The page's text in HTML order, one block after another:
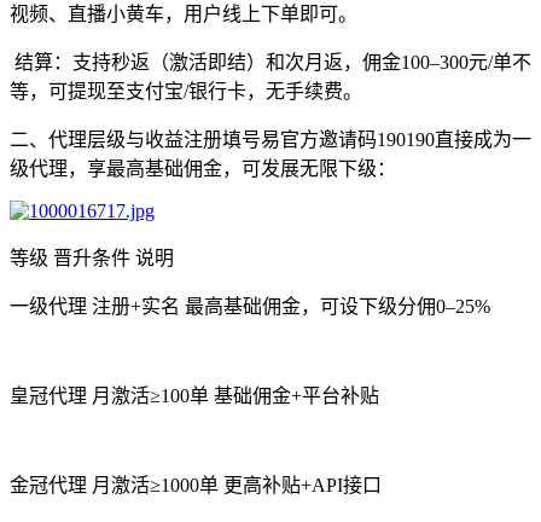
视频、直播小黄车，用户线上下单即可。
结算：支持秒返（激活即结）和次月返，佣金100–300元/单不
等，可提现至支付宝/银行卡，无手续费。
二、代理层级与收益注册填号易官方邀请码190190直接成为一
级代理，享最高基础佣金，可发展无限下级：
等级 晋升条件 说明
一级代理 注册+实名 最高基础佣金，可设下级分佣0–25%
皇冠代理 月激活≥100单 基础佣金+平台补贴
金冠代理 月激活≥1000单 更高补贴+API接口